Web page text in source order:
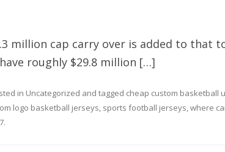
million cap carry over is added to that
roughly $29.8 million […]
in Uncategorized and tagged cheap custom basketball
logo basketball jerseys, sports football jerseys,where
.